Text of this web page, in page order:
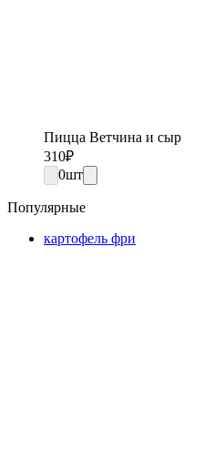
Пицца Ветчина и сыр
310₽
0шт
Популярные
картофель фри